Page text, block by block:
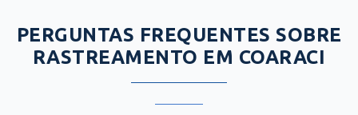
PERGUNTAS FREQUENTES SOBRE
RASTREAMENTO EM COARACI